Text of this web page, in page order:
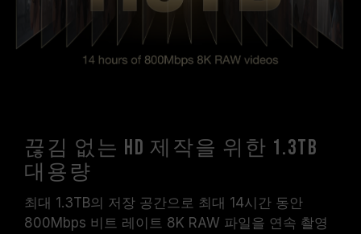
끊김 없는 HD 제작을 위한 1.3TB
대용량
최대 1.3TB의 저장 공간으로 최대 14시간 동안
800Mbps 비트 레이트 8K RAW 파일을 연속 촬영